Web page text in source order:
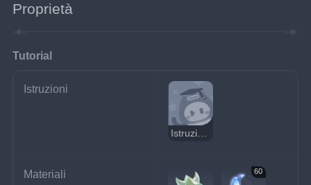
Proprietà
Tutorial
Istruzioni
Istruzioni: Resina condensata
Materiali 60